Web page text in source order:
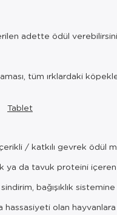
adette ödül
tüm ırklardaki
Tablet
/ katkılı gevrek ödül
ya da tavuk proteini
sindirim, bağışıklık
hassasiyeti olan